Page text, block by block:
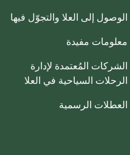
الوصول إلى العلا والتجوّل فيها
معلومات مفيدة
الشركات المُعتمدة لإدارة
الرحلات السياحية في العلا
العطلات الرسمية